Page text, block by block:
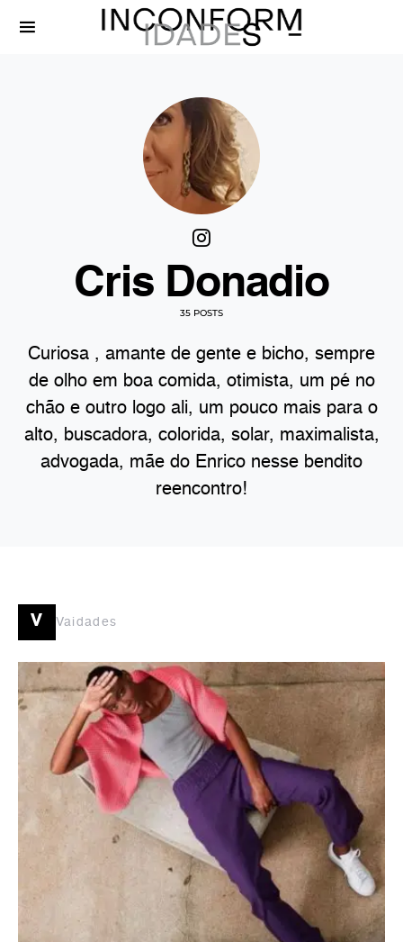
Cris Donadio
35 POSTS
Curiosa , amante de gente e bicho, sempre
de olho em boa comida, otimista, um pé no
chão e outro logo ali, um pouco mais para o
alto, buscadora, colorida, solar, maximalista,
advogada, mãe do Enrico nesse bendito
reencontro!
v Vaidades